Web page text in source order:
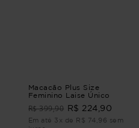
Macacão Plus Size
Feminino Laise Único
R$ 399,90 R$ 224,90
Em até 3x de R$ 74,96 sem